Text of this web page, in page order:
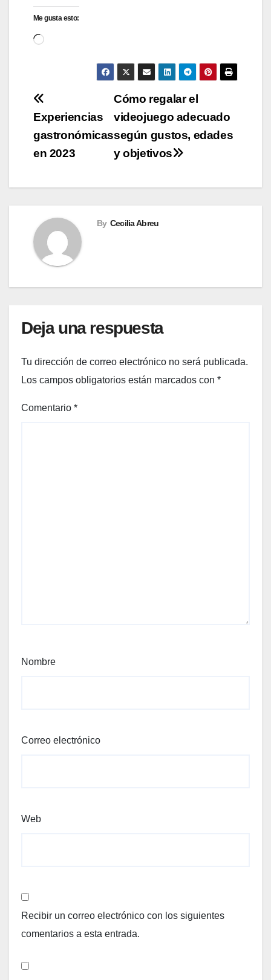
Me gusta esto:
Cargando...
Navegación
de
entradas
Cómo regalar el
videojuego adecuado
según gustos, edades
y objetivos
Experiencias
gastronómicas
en 2023
By Cecilia Abreu
Deja una respuesta
Tu dirección de correo electrónico no será publicada.
Los campos obligatorios están marcados con *
Comentario *
Nombre
Correo electrónico
Web
Recibir un correo electrónico con los siguientes
comentarios a esta entrada.